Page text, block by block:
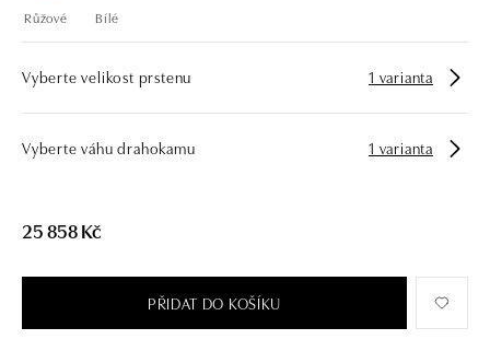
Růžové Bílé
Vyberte velikost prstenu 1 varianta
Vyberte váhu drahokamu 1 varianta
25 858 Kč
PŘIDAT DO KOŠÍKU